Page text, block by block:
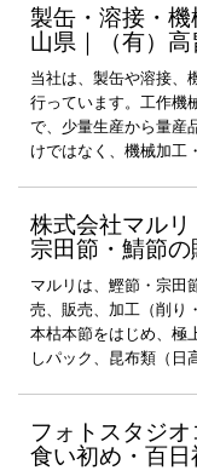
製缶・溶接・
山県｜（有）
当社は、製缶や溶接、
行っています。工作機
で、少量生産から量産
けではなく、機械加工
株式会社マルリ
宗田節・鯖節の
マルリは、鰹節・宗田
売、販売、加工（削り
本枯本節をはじめ、極
しパック、昆布類（日
フォトスタジ
食い初め・百日